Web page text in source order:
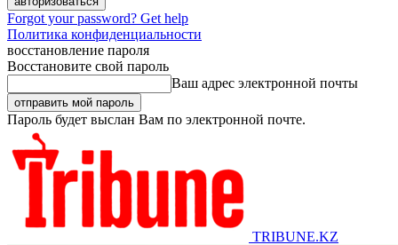
Forgot your password? Get help
Политика конфиденциальности
восстановление пароля
Восстановите свой пароль
Ваш адрес электронной почты
Пароль будет выслан Вам по электронной почте.
TRIBUNE.KZ